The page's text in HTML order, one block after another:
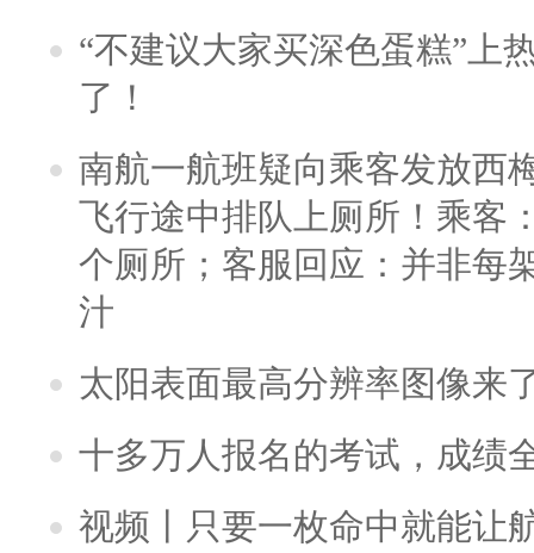
“不建议大家买深色蛋糕”上
了！
南航一航班疑向乘客发放西
飞行途中排队上厕所！乘客
个厕所；客服回应：并非每
汁
太阳表面最高分辨率图像来
十多万人报名的考试，成绩
视频丨只要一枚命中就能让